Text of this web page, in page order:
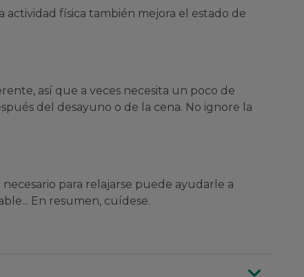
actividad física también mejora el estado de
así que a veces necesita un poco de
del desayuno o de la cena. No ignore la
para relajarse puede ayudarle a
En resumen, cuídese.